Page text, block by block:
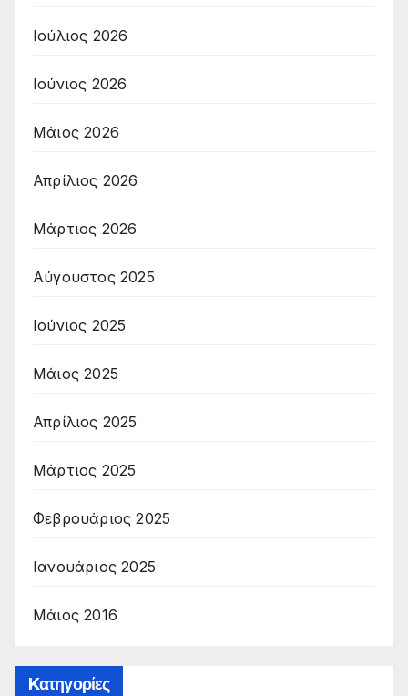
Ιούλιος 2026
Ιούνιος 2026
Μάιος 2026
Απρίλιος 2026
Μάρτιος 2026
Αύγουστος 2025
Ιούνιος 2025
Μάιος 2025
Απρίλιος 2025
Μάρτιος 2025
Φεβρουάριος 2025
Ιανουάριος 2025
Μάιος 2016
Kατηγορίες